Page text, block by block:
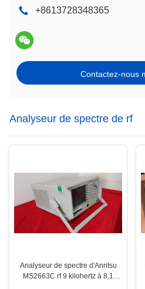
+8613728348365
Contactez-nous
Analyseur de spectre de rf
Analyseur de spectre d'Anritsu
MS2663C rf 9 kilohertz à 8,1